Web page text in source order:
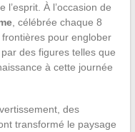
l’esprit. À l’occasion de
, célébrée chaque 8
pour englober
par des figures telles que
à cette journée
des
transformé le paysage